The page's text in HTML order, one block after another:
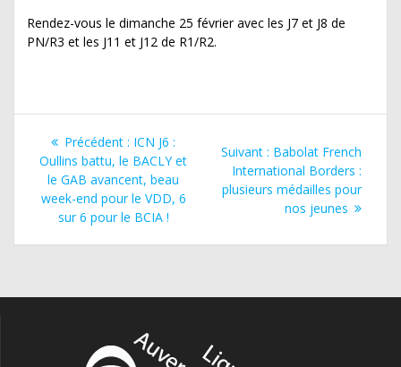
Rendez-vous le dimanche 25 février avec les J7 et J8 de
PN/R3 et les J11 et J12 de R1/R2.
Navigation
de
l’article
Précédent : Article
précédent
:
ICN J6 :
Oullins battu, le BACLY et
le GAB avancent, beau
week-end pour le VDD, 6
sur 6 pour le BCIA !
Suivant : Article
suivant
Babolat French
International Borders :
plusieurs médailles pour
nos jeunes